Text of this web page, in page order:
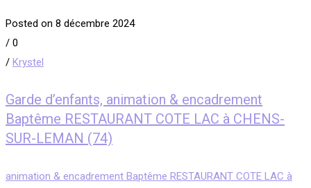
Posted on 8 décembre 2024
/ 0
/ Krystel
Garde d’enfants, animation & encadrement
Baptême RESTAURANT COTE LAC à CHENS-
SUR-LEMAN (74)
animation & encadrement Baptême RESTAURANT COTE LAC à